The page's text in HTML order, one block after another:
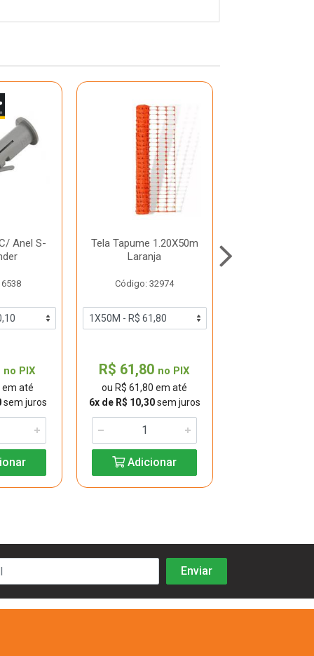
Anel S-
no PIX
em até
sem juros
Tela Tapume 1.20X50m
Laranja
Código: 32974
R$ 61,80 no PIX
ou R$ 61,80 em até
6x de R$ 10,30sem juros
Adicionar